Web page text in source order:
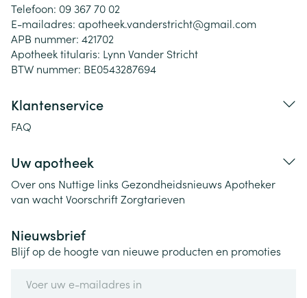
Telefoon: 09 367 70 02
E-mailadres: apotheek.vanderstricht@gmail.com
APB nummer: 421702
Apotheek titularis: Lynn Vander Stricht
BTW nummer: BE0543287694
Klantenservice
FAQ
Uw apotheek
Over ons Nuttige links Gezondheidsnieuws Apotheker
van wachtVoorschriftZorgtarieven
Nieuwsbrief
Blijf op de hoogte van nieuwe producten en promoties